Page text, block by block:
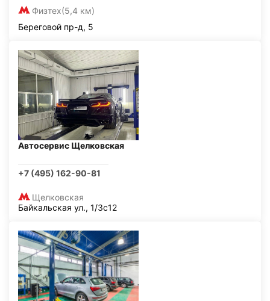
Физтех(5,4 км)
Береговой пр-д, 5
Автосервис Щелковская
+7 (495) 162-90-81
Щелковская
Байкальская ул., 1/3с12